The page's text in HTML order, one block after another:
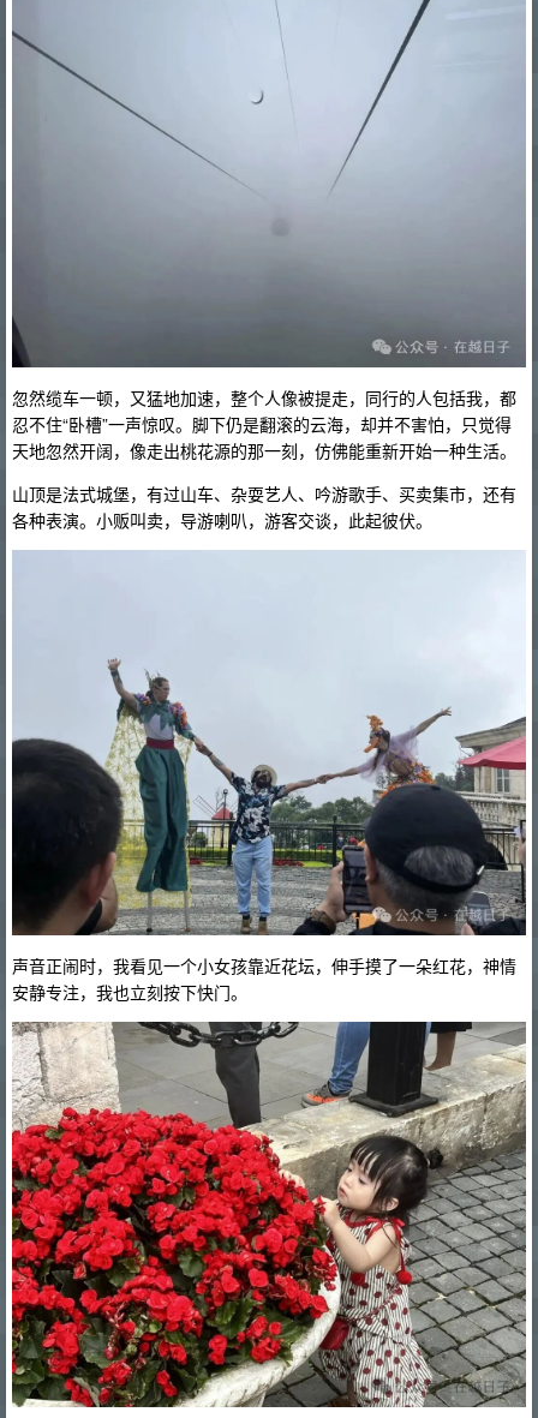
忽然缆车一顿，又猛地加速，整个人像被提走，同行的人包括我，都
忍不住“卧槽”一声惊叹。脚下仍是翻滚的云海，却并不害怕，只觉得
天地忽然开阔，像走出桃花源的那一刻，仿佛能重新开始一种生活。
山顶是法式城堡，有过山车、杂耍艺人、吟游歌手、买卖集市，还有
各种表演。小贩叫卖，导游喇叭，游客交谈，此起彼伏。
声音正闹时，我看见一个小女孩靠近花坛，伸手摸了一朵红花，神情
安静专注，我也立刻按下快门。